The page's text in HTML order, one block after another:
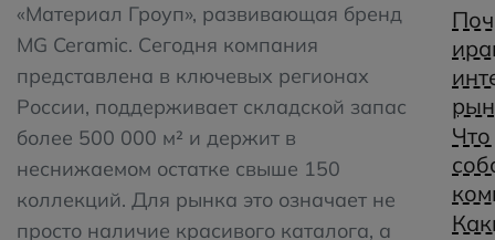
«Материал Гроуп», развивающая бренд
MG Ceramic. Сегодня компания
представлена в ключевых регионах
России, поддерживает складской запас
более 500 000 м² и держит в
неснижаемом остатке свыше 150
коллекций. Для рынка это означает не
просто наличие красивого каталога, а
Что